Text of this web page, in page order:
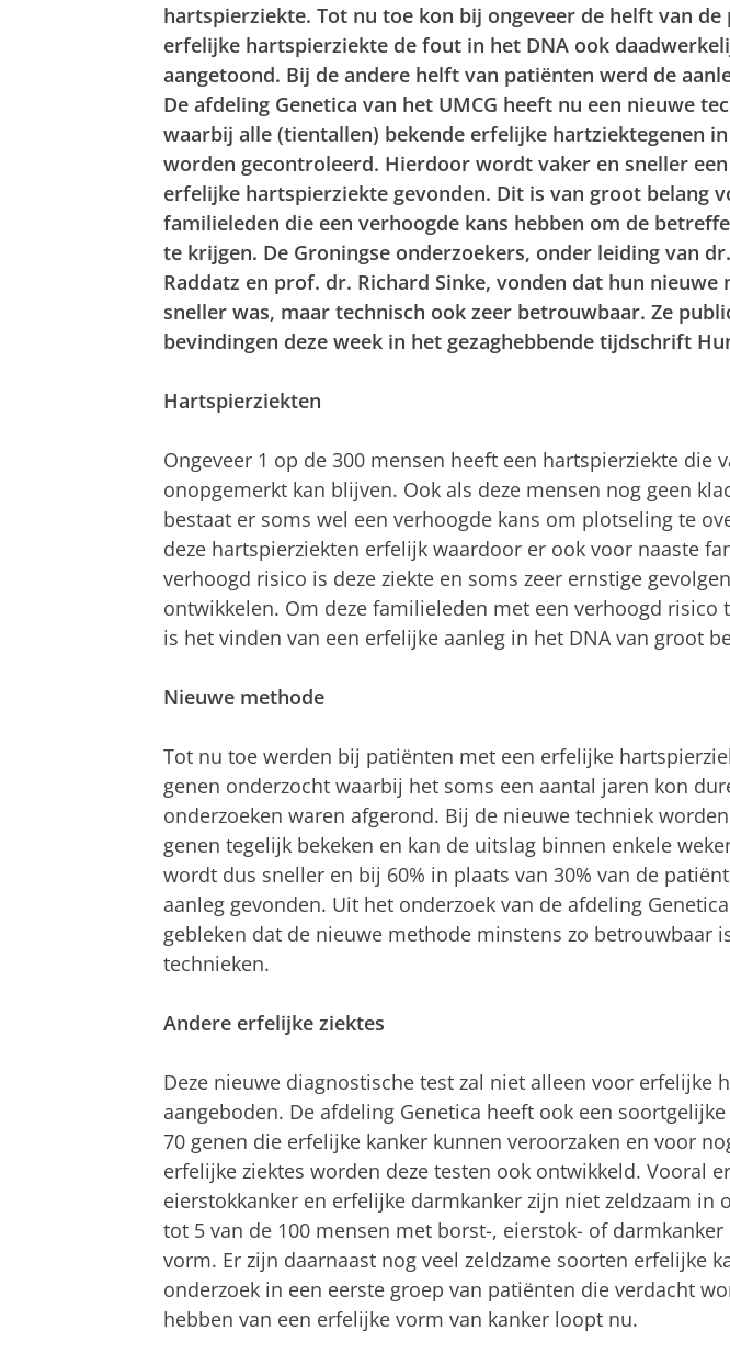
hartspierziekte. Tot nu toe kon bij ongeveer de helft van de
erfelijke hartspierziekte de fout in het DNA ook
aangetoond. Bij de andere helft van patiënten werd de
De afdeling Genetica van het UMCG heeft nu een nieuwe
waarbij alle (tientallen) bekende erfelijke hartziektegenen
worden gecontroleerd. Hierdoor wordt vaker en sneller
erfelijke hartspierziekte gevonden. Dit is van groot belang
familieleden die een verhoogde kans hebben om de
te krijgen. De Groningse onderzoekers, onder leiding van
Raddatz en prof. dr. Richard Sinke, vonden dat hun nieuwe
sneller was, maar technisch ook zeer betrouwbaar. Ze
bevindingen deze week in het gezaghebbende tijdschrift
Hartspierziekten
Ongeveer 1 op de 300 mensen heeft een hartspierziekte die
onopgemerkt kan blijven. Ook als deze mensen nog geen
bestaat er soms wel een verhoogde kans om plotseling te
deze hartspierziekten erfelijk waardoor er ook voor naaste
verhoogd risico is deze ziekte en soms zeer ernstige
ontwikkelen. Om deze familieleden met een verhoogd risico
is het vinden van een erfelijke aanleg in het DNA van groot
Nieuwe methode
Tot nu toe werden bij patiënten met een erfelijke
genen onderzocht waarbij het soms een aantal jaren kon
onderzoeken waren afgerond. Bij de nieuwe techniek
genen tegelijk bekeken en kan de uitslag binnen enkele
wordt dus sneller en bij 60% in plaats van 30% van de
aanleg gevonden. Uit het onderzoek van de afdeling
gebleken dat de nieuwe methode minstens zo betrouwbaar
technieken.
Andere erfelijke ziektes
Deze nieuwe diagnostische test zal niet alleen voor erfelijke
aangeboden. De afdeling Genetica heeft ook een
70 genen die erfelijke kanker kunnen veroorzaken en voor
erfelijke ziektes worden deze testen ook ontwikkeld. Vooral
eierstokkanker en erfelijke darmkanker zijn niet zeldzaam in
tot 5 van de 100 mensen met borst-, eierstok- of darmkanker
vorm. Er zijn daarnaast nog veel zeldzame soorten erfelijke
onderzoek in een eerste groep van patiënten die verdacht
hebben van een erfelijke vorm van kanker loopt nu.